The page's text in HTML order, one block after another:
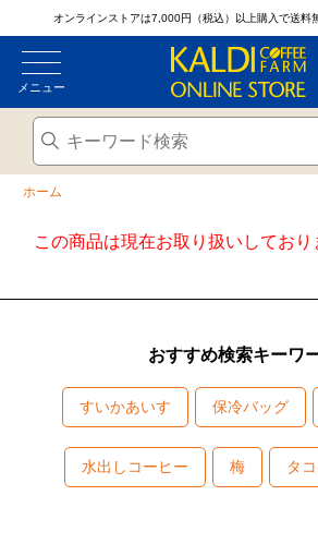
オンラインストアは7,000円（税込）以上購入で送料
メニュー
ホーム
この商品は現在お取り扱いしており
おすすめ検索キーワ
すいかあいす 保冷バッグ
水出しコーヒー 梅 タ